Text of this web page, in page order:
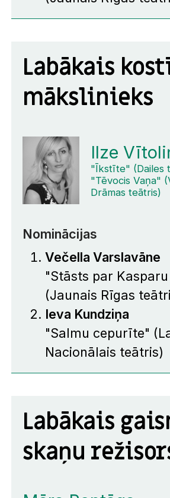
Labākais
mākslinieks
Ilze
"Īkstīte" (Dailes
"Tēvocis Vaņa"
Drāmas teātris)
Nominācijas
Večella Varslavāne
"Stāsts par
(Jaunais Rīgas
Ieva Kundziņa
"Salmu cepurīte"
Nacionālais teātris)
Labākais
skaņu